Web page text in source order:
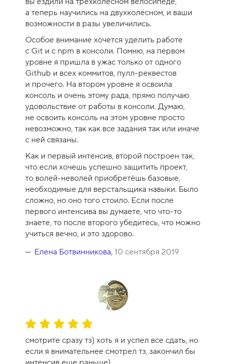
а теперь научились на двухколёсном, и ваши
возможности в разы увеличились.
Особое внимание хочется уделить работе
с Git и с npm в консоли. Помню, на первом
уровне я пришла в ужас только от одного
Github и всех коммитов, пулл-реквестов
и прочего. На втором уровне я освоила
консоль и очень этому рада, прямо получаю
удовольствие от работы в консоли. Думаю,
не освоить консоль на этом уровне просто
невозможно, так как все задания так или иначе
с ней связаны.
Как и первый интенсив, второй построен так,
что если хочешь успешно защитить проект,
то волей-неволей приобретёшь базовые,
необходимые для верстальщика навыки. Было
сложно, но оно того стоило. Если после
первого интенсива вы думаете, что что-то
знаете, то после второго убедитесь, что можно
учиться вечно, и это здорово.
Елена Ботвинникова, 10 сентября 2019
О
е
н
смотрите сразу тз) хоть я и успел все сдать, но
если я внимательнее смотрел тз, закончил бы